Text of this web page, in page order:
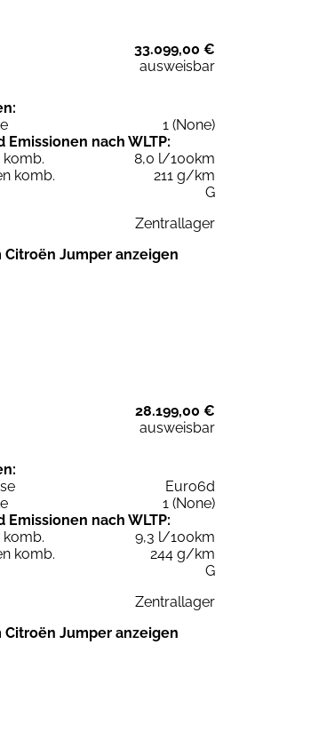
33.099,00 €
ausweisbar
1 (None)
Emissionen nach WLTP:
komb.
8,0 l/100km
komb.
211 g/km
G
Zentrallager
Citroën Jumper anzeigen
28.199,00 €
ausweisbar
Euro6d
1 (None)
Emissionen nach WLTP:
komb.
9,3 l/100km
komb.
244 g/km
G
Zentrallager
Citroën Jumper anzeigen